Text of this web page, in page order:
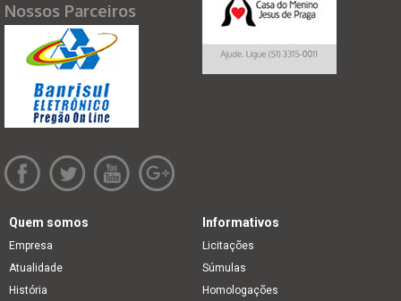
Nossos Parceiros
Quem somos
Empresa
Atualidade
História
Informativos
Licitações
Súmulas
Homologações